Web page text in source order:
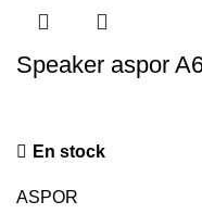
Speaker aspor
En stock
ASPOR